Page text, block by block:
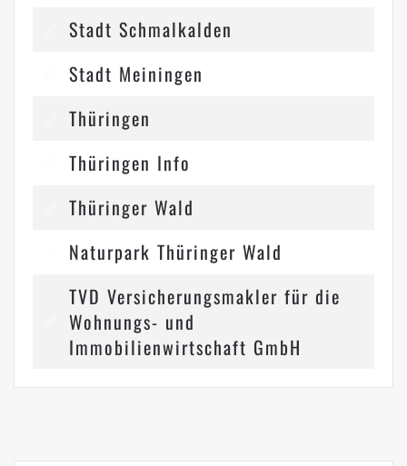
Stadt Schmalkalden
Stadt Meiningen
Thüringen
Thüringen Info
Thüringer Wald
Naturpark Thüringer Wald
TVD Versicherungsmakler für die
Wohnungs- und
Immobilienwirtschaft GmbH